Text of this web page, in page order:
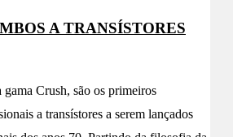
A TRANSÍSTORES
gama Crush, são os primeiros
a transístores a serem lançados